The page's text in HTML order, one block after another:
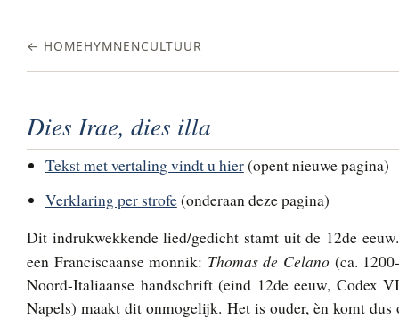
← HOMEHYMNENCULTUUR
Dies Irae, dies illa
Tekst met vertaling vindt u hier(opent nieuwe pagina)
Verklaring per strofe(onderaan deze pagina)
Dit indrukwekkende lied/gedicht stamt uit de 12de
een Franciscaanse monnik: Thomas de Celano (ca.
Noord-Italiaanse handschrift (eind 12de eeuw, Codex
Napels) maakt dit onmogelijk. Het is ouder, èn komt